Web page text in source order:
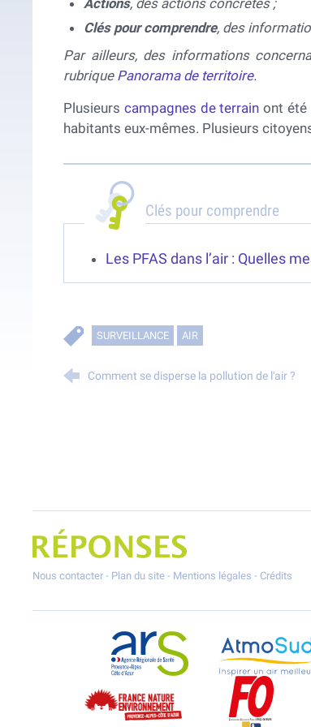
Actions, des actions concrètes ;
Clés pour comprendre, des
Par ailleurs, des informations
rubrique Panorama de territoire.
Plusieurs campagnes de terrain ont été
habitants eux-mêmes. Plusieurs
Clés pour comprendre
Les PFAS dans l’air : Quelles
SURVEILLANCE AIR
Comment se disperse la pollution de l'air ?
Projet Réponses - Réduire les POllutioNs en Santé
Nous contacter - Plan du site - Mentions légales - Crédits
ARS Paca
France Nature Environnement
Force